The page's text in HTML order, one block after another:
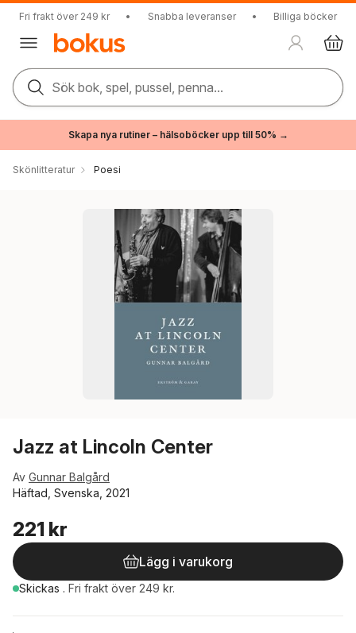
Fri frakt över 249 kr • Snabba leveranser • Billiga böcker
Sök bok, spel, pussel, penna...
Skapa nya rutiner – hälsoböcker upp till 50% →
Skönlitteratur Poesi
Jazz at Lincoln Center
Av Gunnar Balgård
Häftad, Svenska, 2021
221 kr
Lägg i varukorg
Skickas . Fri frakt över 249 kr.